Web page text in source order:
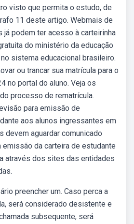
visto que permita o estudo, de
11 deste artigo. Webmais de
já podem ter acesso à carteirinha
do ministério da educação
sistema educacional brasileiro.
ou trancar sua matrícula para o
no portal do aluno. Veja os
processo de rematrícula.
para emissão de
aos alunos ingressantes em
devem aguardar comunicado
emissão da carteira de estudante
através dos sites das entidades
preencher um. Caso perca a
será considerado desistente e
subsequente, será